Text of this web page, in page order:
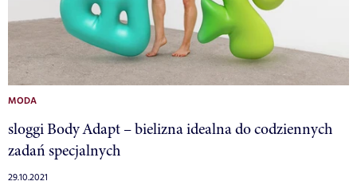
MODA
sloggi Body Adapt – bielizna idealna do codziennych
zadań specjalnych
29.10.2021